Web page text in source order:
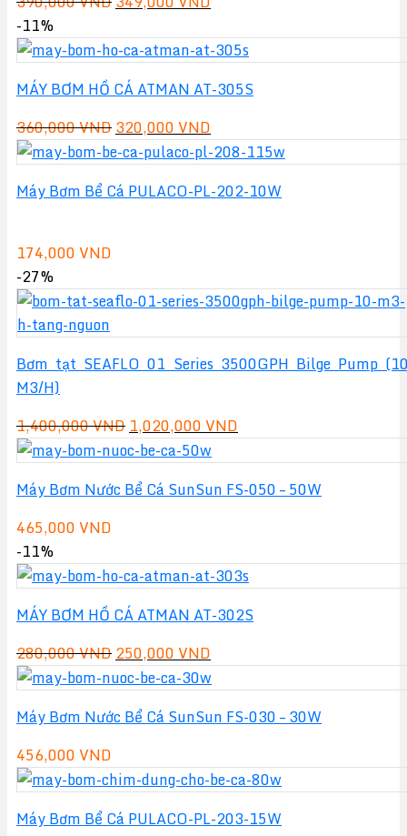
là:
tại
349,000 VND.
-11%
MÁY BƠM HỒ CÁ ATMAN AT-305S
360,000VNDGiá
gốc
360,000 VND.
320,000VND
hiện
là:
Máy Bơm Bể Cá PULACO-PL-202-10W
174,000VND
-27%
Bơm tạt SEAFLO 01 Series 3500GPH Bilge Pump
M3/H)
1,400,000VND Giá
gốc
1,400,000 VND.
1,020,000VND
là:
Máy Bơm Nước Bể Cá SunSun FS-050 – 50W
465,000VND
-11%
MÁY BƠM HỒ CÁ ATMAN AT-302S
280,000VNDGiá
gốc
280,000 VND.
250,000VND
hiện
là:
Máy Bơm Nước Bể Cá SunSun FS-030 – 30W
456,000VND
Máy Bơm Bể Cá PULACO-PL-203-15W